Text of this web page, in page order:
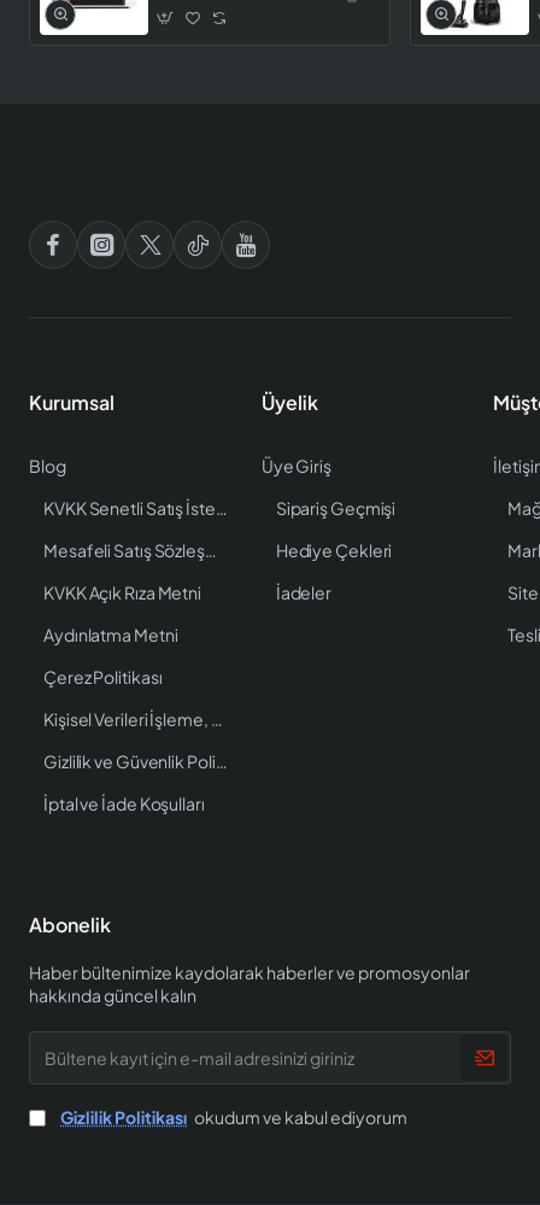
Kurumsal
Blog
KVKK Senetli Satış İstenen Bilgiler
Mesafeli Satış Sözleşmesi
KVKK Açık Rıza Metni
Aydınlatma Metni
Çerez Politikası
Kişisel Verileri İşleme, Saklama ve İmha Politikası
Gizlilik ve Güvenlik Politikası
İptal ve İade Koşulları
Üyelik
Üye Giriş
Sipariş Geçmişi
Hediye Çekleri
İadeler
Site
Abonelik
Haber bültenimize kaydolarak haberler ve promosyonlar
hakkında güncel kalın
kayıt
için
e-
mail
Gizlilik Politikası okudum ve kabul ediyorum